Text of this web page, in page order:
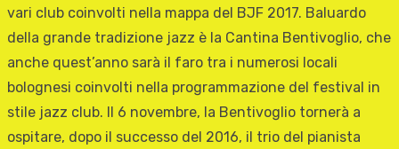
vari club coinvolti nella mappa del BJF 2017. Baluardo
della grande tradizione jazz è la Cantina Bentivoglio, che
anche quest’anno sarà il faro tra i numerosi locali
bolognesi coinvolti nella programmazione del festival in
stile jazz club. Il 6 novembre, la Bentivoglio tornerà a
ospitare, dopo il successo del 2016, il trio del pianista